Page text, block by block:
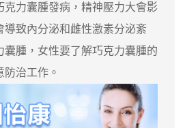
克力囊腫發病，精神壓力大會影
導致內分泌和雌性激素分泌紊
囊腫，女性要了解巧克力囊腫的
治工作。